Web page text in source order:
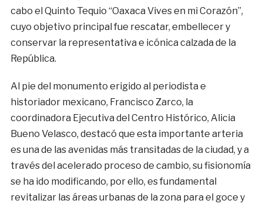
cabo el Quinto Tequio “Oaxaca Vives en mi Corazón”,
cuyo objetivo principal fue rescatar, embellecer y
conservar la representativa e icónica calzada de la
República.
Al pie del monumento erigido al periodista e
historiador mexicano, Francisco Zarco, la
coordinadora Ejecutiva del Centro Histórico, Alicia
Bueno Velasco, destacó que esta importante arteria
es una de las avenidas más transitadas de la ciudad, y a
través del acelerado proceso de cambio, su fisionomía
se ha ido modificando, por ello, es fundamental
revitalizar las áreas urbanas de la zona para el goce y